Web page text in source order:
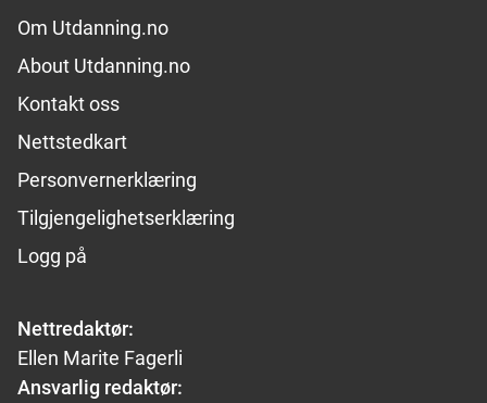
Footer links
Om Utdanning.no
About Utdanning.no
Kontakt oss
Nettstedkart
Personvernerklæring
Tilgjengelighetserklæring
Logg på
Nettredaktør:
Ellen Marite Fagerli
Ansvarlig redaktør: